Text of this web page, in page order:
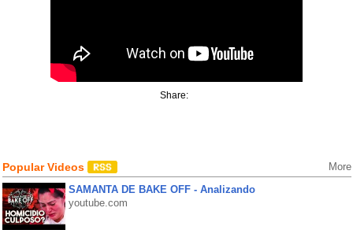
Share:
Popular Videos More
SAMANTA DE BAKE OFF - Analizando
youtube.com